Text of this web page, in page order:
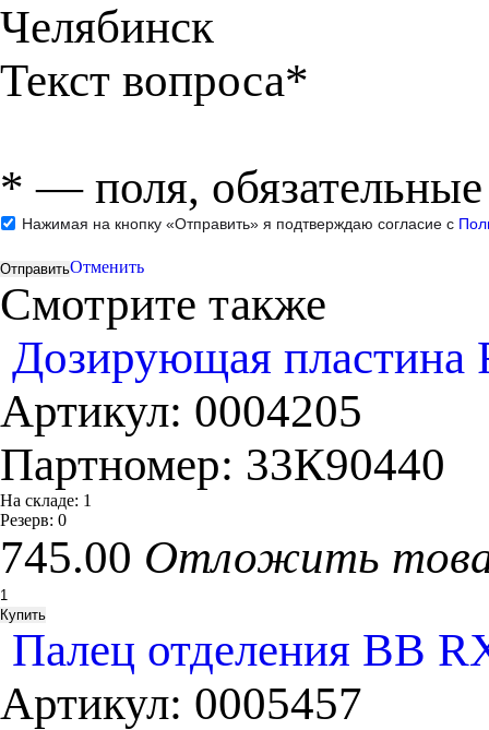
Челябинск
Текст вопроса*
* — поля,
Нажимая на кнопку «Отправить» я подтверждаю согласие с
Отменить
Смотрите также
Дозирующая пластина
Артикул: 0004205
Партномер: 33К90440
На складе: 1
Резерв: 0
745.00 Отложить
Палец отделения ВВ
Артикул: 0005457